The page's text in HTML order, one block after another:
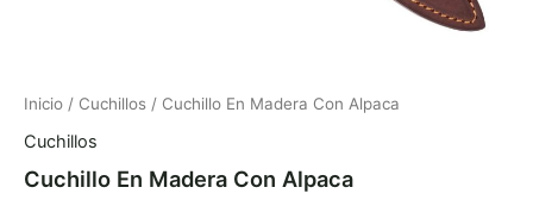
Inicio / Cuchillos / Cuchillo En Madera Con Alpaca
Cuchillos
Cuchillo En Madera Con Alpaca